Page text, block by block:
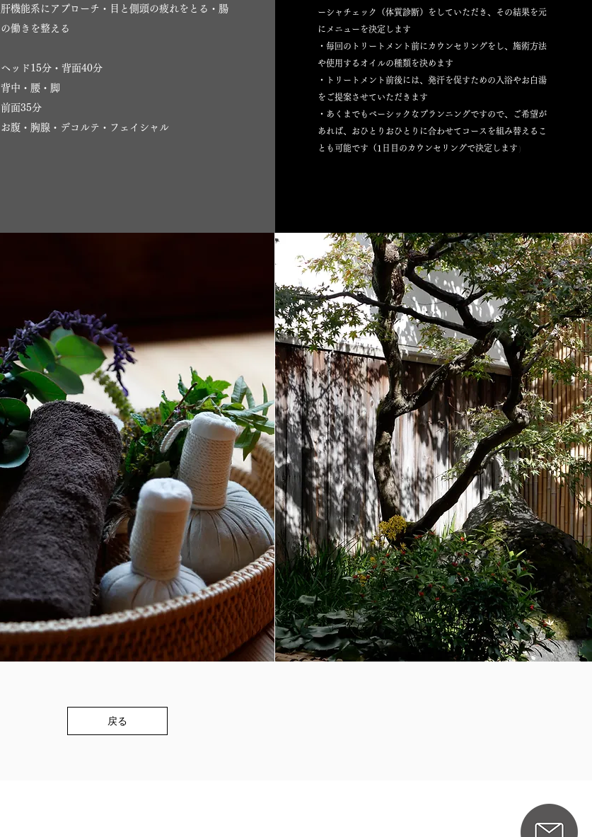
肝機能系にアプローチ・目と側頭の疲れをとる・腸
の働きを整える
ヘッド15分・背面40分
背中・腰・脚
前面35分
お腹・胸腺・デコルテ・フェイシャル
ーシャチェック（体質診断）をしていただき、その結果を元
にメニューを決定します
・毎回のトリートメント前にカウンセリングをし、施術方法
や使用するオイルの種類を決めます
・トリートメント前後には、発汗を促すための入浴やお白湯
をご提案させていただきます
・あくまでもベーシックなプランニングですので、ご希望が
あれば、おひとりおひとりに合わせてコースを組み替えるこ
とも可能です（1日目のカウンセリングで決定します ）
戻る